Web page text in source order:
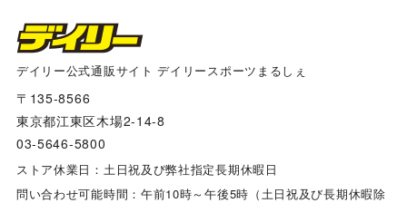
川越パンサーズ
枚方香里フェニックス
明徳アスナローズ
デイリー公式通販サイト デイリースポーツまるしぇ
〒135-8566
東京都江東区木場2-14-8
03-5646-5800
ストア休業日：土日祝及び弊社指定長期休暇日
問い合わせ可能時間：午前10時～午後5時（土日祝及び長期休暇除